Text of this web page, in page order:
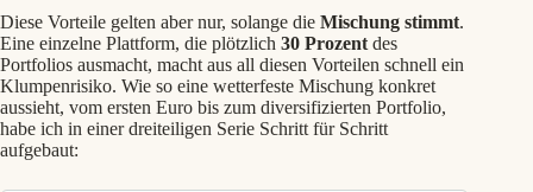
Diese Vorteile gelten aber nur, solange die Mischung stimmt.
Eine einzelne Plattform, die plötzlich 30 Prozent des
Portfolios ausmacht, macht aus all diesen Vorteilen schnell ein
Klumpenrisiko. Wie so eine wetterfeste Mischung konkret
aussieht, vom ersten Euro bis zum diversifizierten Portfolio,
habe ich in einer dreiteiligen Serie Schritt für Schritt
aufgebaut: